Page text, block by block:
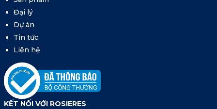
Đại lý
Dự án
Tin tức
Liên hệ
KẾT NỐI VỚI ROSIERES